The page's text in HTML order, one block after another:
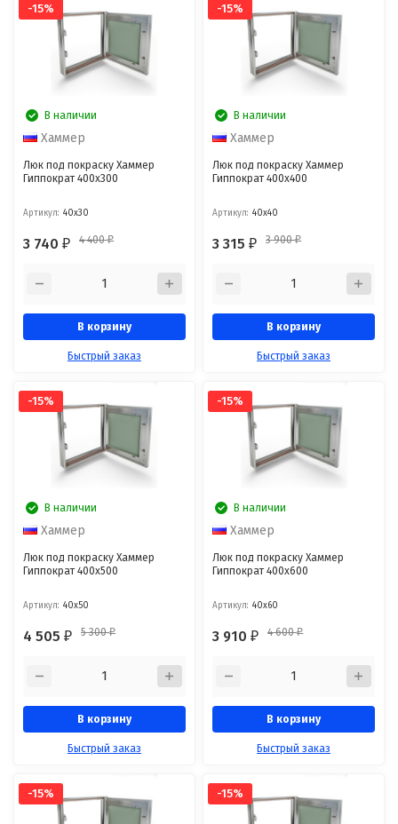
-15%
В наличии
Хаммер
Люк под покраску Хаммер
Гиппократ 400x300
Артикул: 40x30
3 740₽ 4 400₽
В корзину
Быстрый заказ
-15%
В наличии
Хаммер
Люк под покраску Хаммер
Гиппократ 400x400
Артикул: 40x40
3 315₽ 3 900₽
В корзину
Быстрый заказ
-15%
В наличии
Хаммер
Люк под покраску Хаммер
Гиппократ 400x500
Артикул: 40x50
4 505₽ 5 300₽
В корзину
Быстрый заказ
-15%
В наличии
Хаммер
Люк под покраску Хаммер
Гиппократ 400x600
Артикул: 40x60
3 910₽ 4 600₽
В корзину
Быстрый заказ
-15% -15%